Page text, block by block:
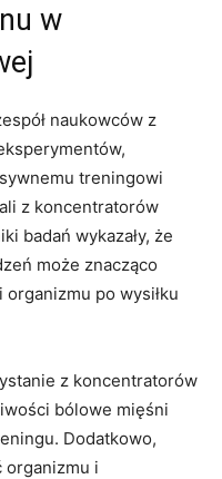
w
naukowców z‌
treningowi
z koncentratorów
badań⁢ wykazały, że
może⁢ znacząco
po wysiłku
z koncentratorów
bólowe mięśni
⁤Dodatkowo,
⁢organizmu i